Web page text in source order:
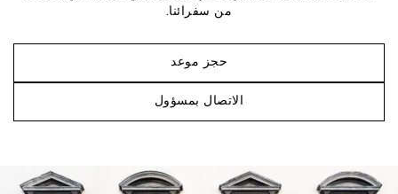
من سفرائنا.
حجز موعد
الاتصال بمسؤول